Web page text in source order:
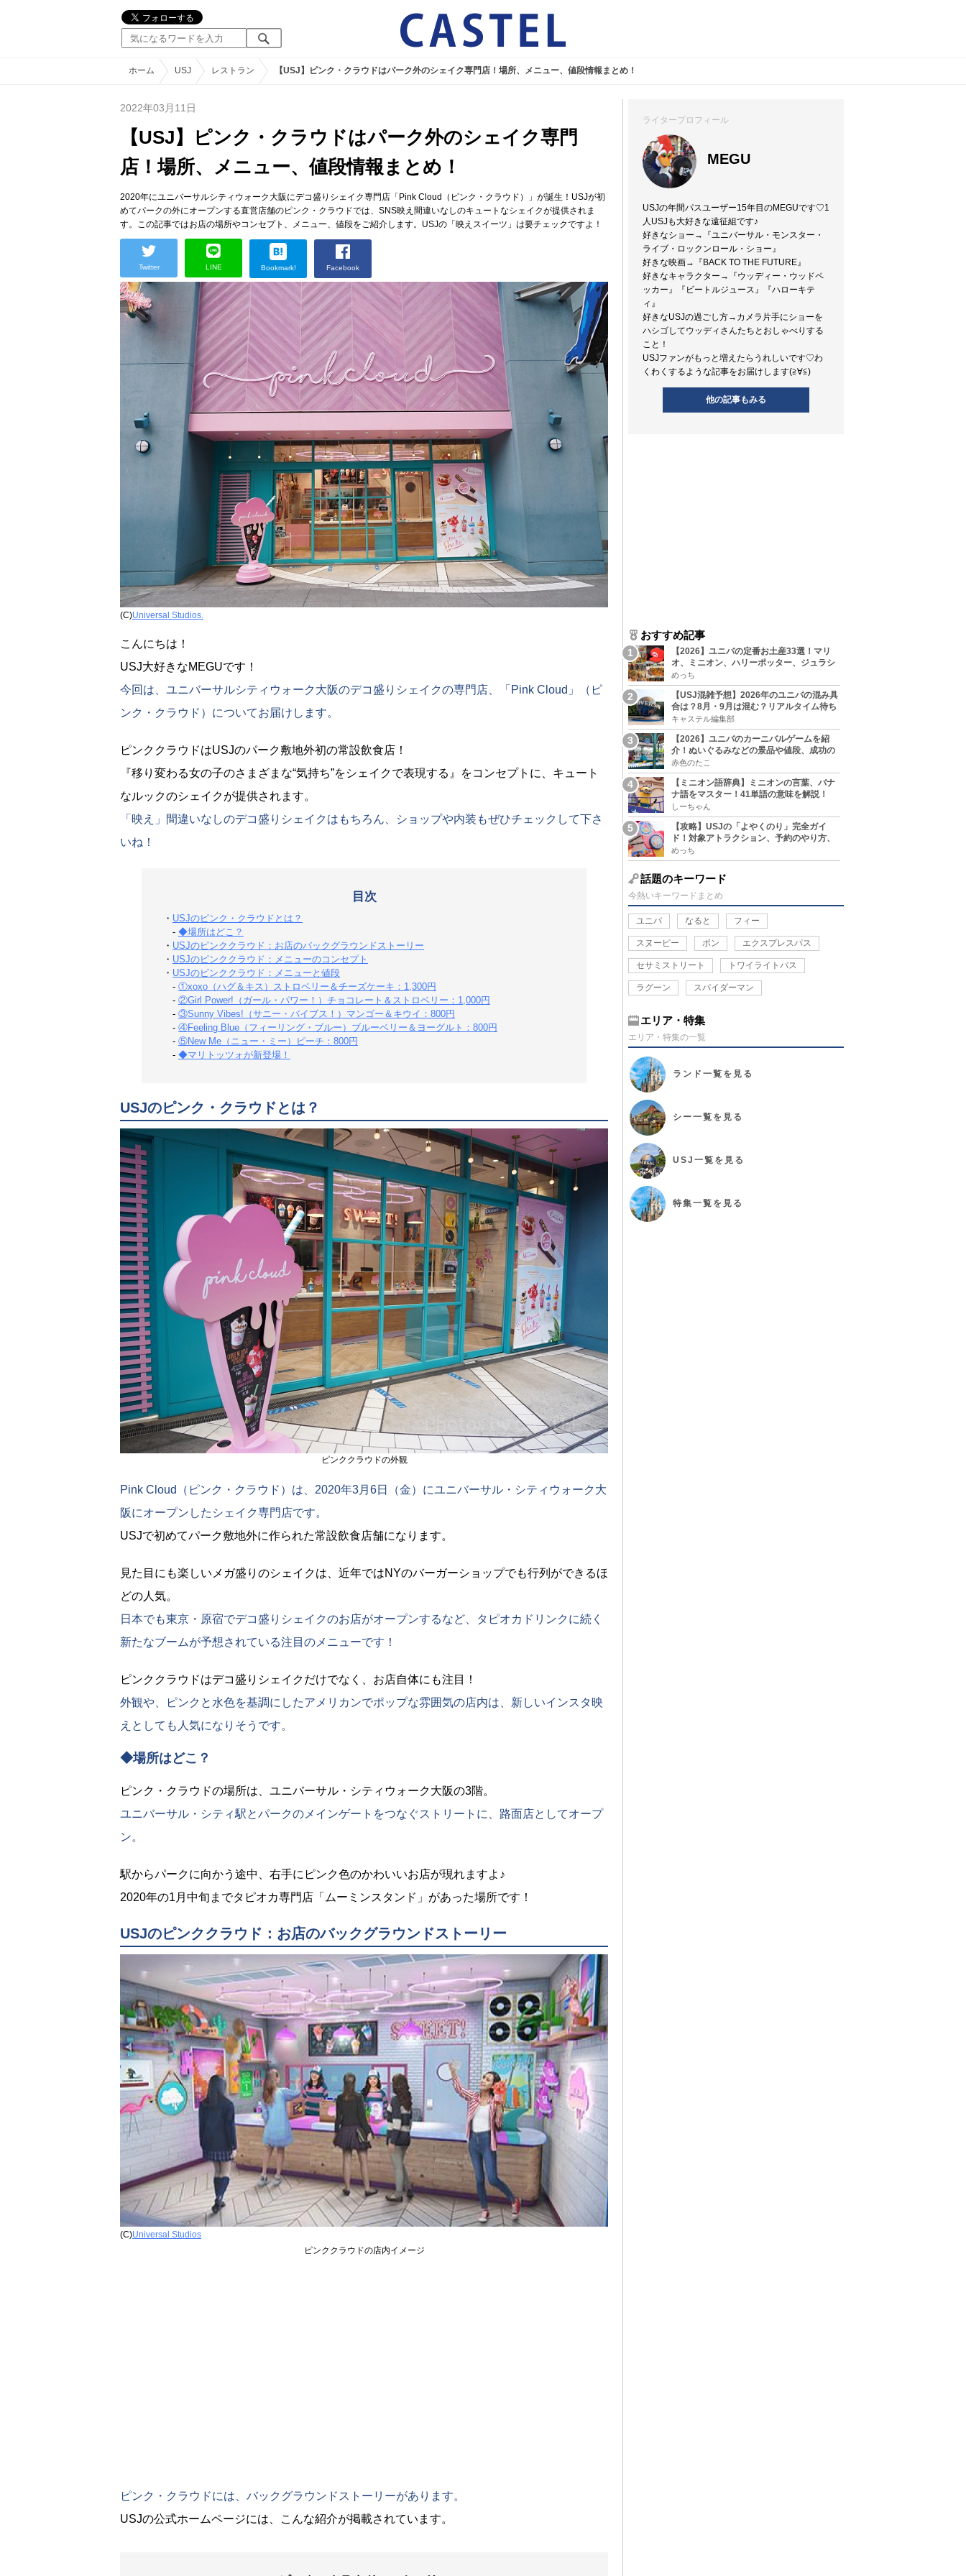
ホーム USJ レストラン 【USJ】ピンク・クラウドはパーク外のシェイク専門店！場所、メニュー、値段情報まとめ！
2022年03月11日
【USJ】ピンク・クラウドはパーク外のシェイク専門
店！場所、メニュー、値段情報まとめ！
2020年にユニバーサルシティウォーク大阪にデコ盛りシェイク専門店「Pink Cloud（ピンク・クラウド）」が誕生！USJが初
めてパークの外にオープンする直営店舗のピンク・クラウドでは、SNS映え間違いなしのキュートなシェイクが提供されま
す。この記事ではお店の場所やコンセプト、メニュー、値段をご紹介します。USJの「映えスイーツ」は要チェックですよ！
Twitter LINE Bookmark! Facebook
(C)Universal Studios.
こんにちは！
USJ大好きなMEGUです！
今回は、ユニバーサルシティウォーク大阪のデコ盛りシェイクの専門店、「Pink Cloud」（ピ
ンク・クラウド）についてお届けします。
ピンククラウドはUSJのパーク敷地外初の常設飲食店！
『移り変わる女の子のさまざまな“気持ち”をシェイクで表現する』をコンセプトに、キュート
なルックのシェイクが提供されます。
「映え」間違いなしのデコ盛りシェイクはもちろん、ショップや内装もぜひチェックして下さ
いね！
目次
・ USJのピンク・クラウドとは？
- ◆場所はどこ？
・ USJのピンククラウド：お店のバックグラウンドストーリー
・ USJのピンククラウド：メニューのコンセプト
・ USJのピンククラウド：メニューと値段
- ①xoxo（ハグ＆キス）ストロベリー＆チーズケーキ：1,300円
- ②Girl Power!（ガール・パワー！）チョコレート＆ストロベリー：1,000円
- ③Sunny Vibes!（サニー・バイブス！）マンゴー＆キウイ：800円
- ④Feeling Blue（フィーリング・ブルー）ブルーベリー＆ヨーグルト：800円
- ⑤New Me（ニュー・ミー）ピーチ：800円
- ◆マリトッツォが新登場！
USJのピンク・クラウドとは？
ピンククラウドの外観
Pink Cloud（ピンク・クラウド）は、2020年3月6日（金）にユニバーサル・シティウォーク大
阪にオープンしたシェイク専門店です。
USJで初めてパーク敷地外に作られた常設飲食店舗になります。
見た目にも楽しいメガ盛りのシェイクは、近年ではNYのバーガーショップでも行列ができるほ
どの人気。
日本でも東京・原宿でデコ盛りシェイクのお店がオープンするなど、タピオカドリンクに続く
新たなブームが予想されている注目のメニューです！
ピンククラウドはデコ盛りシェイクだけでなく、お店自体にも注目！
外観や、ピンクと水色を基調にしたアメリカンでポップな雰囲気の店内は、新しいインスタ映
えとしても人気になりそうです。
◆場所はどこ？
ピンク・クラウドの場所は、ユニバーサル・シティウォーク大阪の3階。
ユニバーサル・シティ駅とパークのメインゲートをつなぐストリートに、路面店としてオープ
ン。
駅からパークに向かう途中、右手にピンク色のかわいいお店が現れますよ♪
2020年の1月中旬までタピオカ専門店「ムーミンスタンド」があった場所です！
USJのピンククラウド：お店のバックグラウンドストーリー
(C)Universal Studios
ピンククラウドの店内イメージ
ピンク・クラウドには、バックグラウンドストーリーがあります。
USJの公式ホームページには、こんな紹介が掲載されています。
ライタープロフィール
MEGU
USJの年間パスユーザー15年目のMEGUです♡1
人USJも大好きな遠征組です♪
好きなショー→『ユニバーサル・モンスター・
ライブ・ロックンロール・ショー』
好きな映画→『BACK TO THE FUTURE』
好きなキャラクター→『ウッディー・ウッドペ
ッカー』『ビートルジュース』『ハローキテ
ィ』
好きなUSJの過ごし方→カメラ片手にショーを
ハシゴしてウッディさんたちとおしゃべりする
こと！
USJファンがもっと増えたらうれしいです♡わ
くわくするような記事をお届けします(≧∀≦)
他の記事もみる
おすすめ記事
【2026】ユニバの定番お土産33選！マリ
オ、ミニオン、ハリーポッター、ジュラシ
ックパーク、セサミ、SINGなどのグッズ情
報
めっち
【USJ混雑予想】2026年のユニバの混み具
合は？8月・9月は混む？リアルタイム待ち
時間アプリも
キャステル編集部
【2026】ユニバのカーニバルゲームを紹
介！ぬいぐるみなどの景品や値段、成功の
コツ、実施場所まとめ
赤色のたこ
【ミニオン語辞典】ミニオンの言葉、バナ
ナ語をマスター！41単語の意味を解説！
しーちゃん
【攻略】USJの「よやくのり」完全ガイ
ド！対象アトラクション、予約のやり方、
整理券との違い、注意点を紹介
めっち
話題のキーワード
今熱いキーワードまとめ
ユニバ なると フィー
スヌーピー ボン エクスプレスパス
セサミストリート トワイライトパス
ラグーン スパイダーマン
エリア・特集
エリア・特集の一覧
ランド 一覧を見る
シー一覧を見る
USJ 一覧を見る
特集一覧を見る